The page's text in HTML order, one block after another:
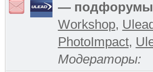
—
Workshop,
PhotoImpact,
Модераторы: